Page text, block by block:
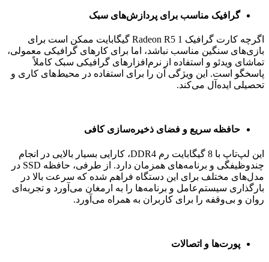
گرافیک مناسب برای پردازش‌های سبک
اگرچه کارت گرافیک Radeon R5 1 گیگابایت ممکن است برای
بازی‌های سنگین مناسب نباشد، اما برای کارهای گرافیکی معمولی،
تماشای ویدئو و استفاده از نرم‌افزارهای گرافیکی سبک کاملاً
پاسخگو است. این ویژگی آن را برای استفاده در محیط‌های کاری و
تحصیلی ایده‌آل می‌کند.
حافظه سریع و فضای ذخیره‌سازی کافی
این لپ‌تاپ با 8 گیگابایت رم DDR4، کارایی بسیار بالایی در انجام
چندوظیفگی و برنامه‌های همزمان دارد. از طرفی، حافظه SSD در
مدل‌های مختلف برای این دستگاه فراهم شده که سرعت بالا در
بارگذاری سیستم‌عامل و برنامه‌ها را به ارمغان می‌آورد و تجربه‌ای
روان و بی‌وقفه را برای کاربران به همراه می‌آورد.
پورت‌ها و اتصالات